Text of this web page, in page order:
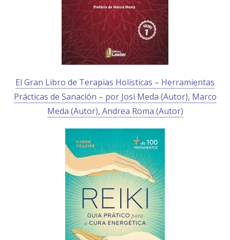
El Gran Libro de Terapias Holísticas – Herramientas
Prácticas de Sanación – por Josi Meda (Autor), Marco
Meda (Autor), Andrea Roma (Autor)